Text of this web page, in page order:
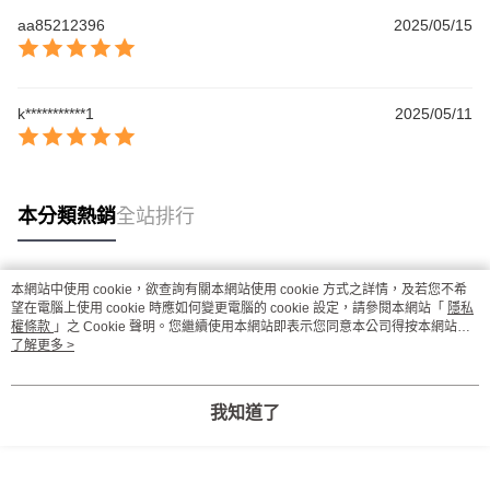
aa85212396
2025/05/15
k***********1 2025/05/11
本分類熱銷全站排行
熱門標籤
本網站中使用 cookie，欲查詢有關本網站使用 cookie 方式之詳情，及若您不希
望在電腦上使用 cookie 時應如何變更電腦的 cookie 設定，請參閱本網站「 隱私
權條款 」之 Cookie 聲明。您繼續使用本網站即表示您同意本公司得按本網站使
用條款之 Cookie 聲明使用 cookie。
了解更多 >
我知道了